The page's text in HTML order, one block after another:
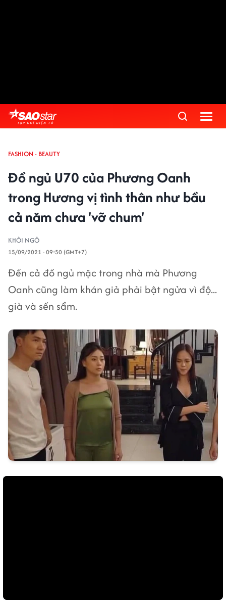
FASHION - BEAUTY
Đồ ngủ U70 của Phương Oanh
trong Hương vị tình thân như bầu
cả năm chưa 'vỡ chum'
KHÔI NGÔ
15/09/2021 - 09:50 (GMT+7)
Đến cả đồ ngủ mặc trong nhà mà Phương
Oanh cũng làm khán giả phải bật ngửa vì độ...
già và sến sẩm.